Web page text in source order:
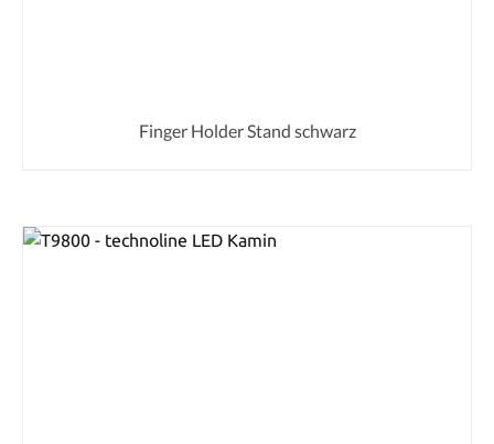
Finger Holder Stand schwarz